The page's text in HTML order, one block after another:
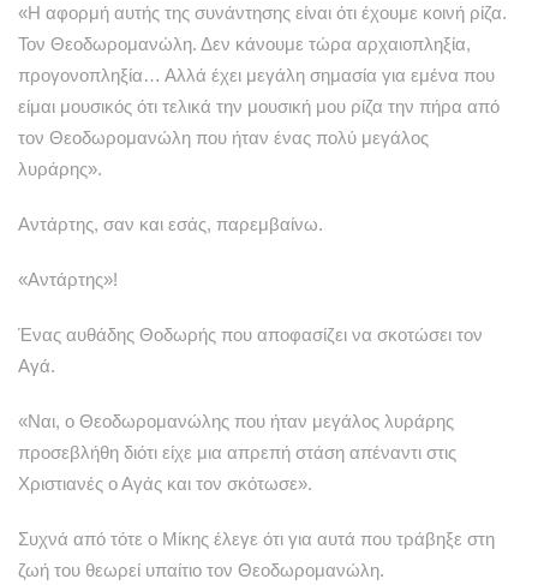
«Η αφορμή αυτής της συνάντησης είναι ότι έχουμε κοινή ρίζα.
Τον Θεοδωρομανώλη. Δεν κάνουμε τώρα αρχαιοπληξία,
προγονοπληξία… Αλλά έχει μεγάλη σημασία για εμένα που
είμαι μουσικός ότι τελικά την μουσική μου ρίζα την πήρα από
τον Θεοδωρομανώλη που ήταν ένας πολύ μεγάλος
λυράρης».
Αντάρτης, σαν και εσάς, παρεμβαίνω.
«Αντάρτης»!
Ένας αυθάδης Θοδωρής που αποφασίζει να σκοτώσει τον
Αγά.
«Ναι, ο Θεοδωρομανώλης που ήταν μεγάλος λυράρης
προσεβλήθη διότι είχε μια απρεπή στάση απέναντι στις
Χριστιανές ο Αγάς και τον σκότωσε».
Συχνά από τότε ο Μίκης έλεγε ότι για αυτά που τράβηξε στη
ζωή του θεωρεί υπαίτιο τον Θεοδωρομανώλη.